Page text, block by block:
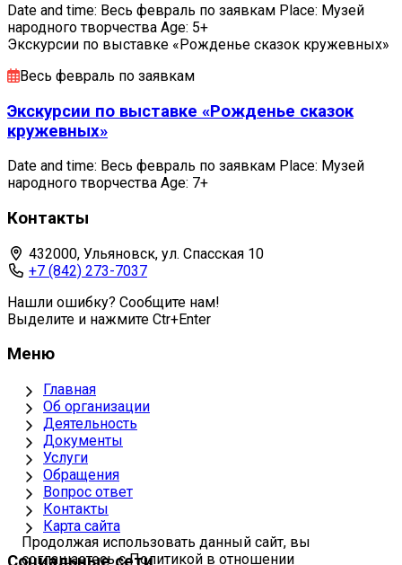
Date and time: Весь февраль по заявкам Place: Музей
народного творчества Age: 5+
Экскурсии по выставке «Рожденье сказок кружевных»
Весь февраль по заявкам
Экскурсии по выставке «Рожденье сказок
кружевных»
Date and time: Весь февраль по заявкам Place: Музей
народного творчества Age: 7+
Контакты
432000, Ульяновск, ул. Спасская 10
+7 (842) 273-7037
Нашли ошибку? Сообщите нам!
Выделите и нажмите Ctr+Enter
Меню
Главная
Об организации
Деятельность
Документы
Услуги
Обращения
Вопрос ответ
Контакты
Карта сайта
Продолжая использовать данный сайт, вы
соглашаетесь с Политикой в отношении